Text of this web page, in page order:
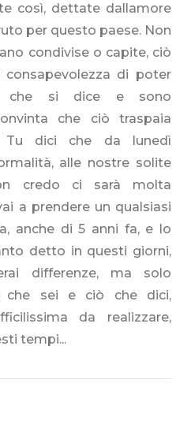
così, dettate dallamore
per questo paese. Non
condivise o capite, ciò
di poter
che si dice e sono
che ciò traspaia
Tu dici che da lunedì
alle nostre solite
credo ci sarà molta
a prendere un qualsiasi
anche di 5 anni fa, e lo
detto in questi giorni,
differenze, ma solo
che sei e ciò che dici,
da realizzare,
tempi...